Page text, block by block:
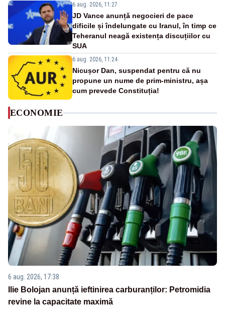
6 aug. 2026, 11:27
JD Vance anunță negocieri de pace
dificile și îndelungate cu Iranul, în timp ce
Teheranul neagă existența discuțiilor cu
SUA
6 aug. 2026, 11:24
Nicușor Dan, suspendat pentru că nu
propune un nume de prim-ministru, așa
cum prevede Constituția!
ECONOMIE
6 aug. 2026, 17:38
Ilie Bolojan anunță ieftinirea carburanților: Petromidia
revine la capacitate maximă